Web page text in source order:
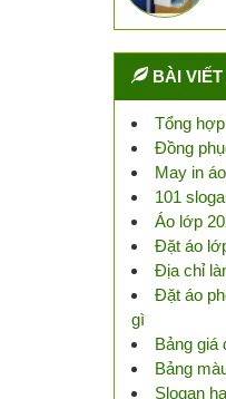
BÀI
Tổng
Đồng
May in
101
Áo lớp
Đặt áo
Địa chỉ
Đặt áo
gì
Bảng giá
Bảng
Slogan